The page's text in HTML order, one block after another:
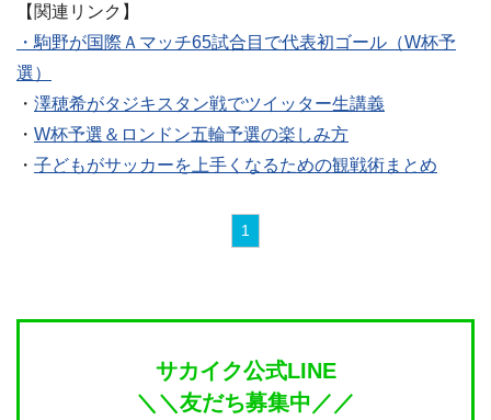
【関連リンク】
・駒野が国際Ａマッチ65試合目で代表初ゴール（W杯予
選）
・ 澤穂希がタジキスタン戦でツイッター生講義
・ W杯予選＆ロンドン五輪予選の楽しみ方
・ 子どもがサッカーを上手くなるための観戦術まとめ
1
サカイク公式LINE
＼＼友だち募集中／／